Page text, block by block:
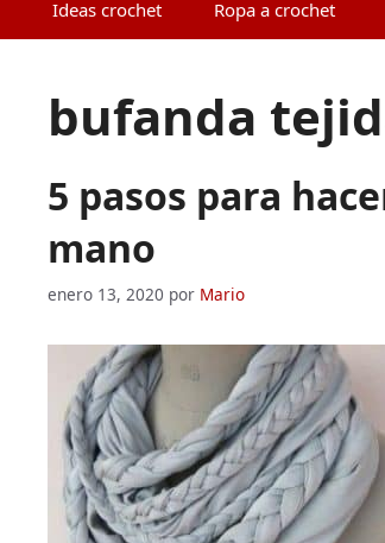
Ideas crochet Ropa a crochet
bufanda
5 pasos para
mano
enero 13, 2020 por Mario